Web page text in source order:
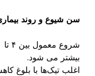
سن شیوع و روند بیماری
بیشتر می شود.
اغلب تیک‌ها با بلوغ